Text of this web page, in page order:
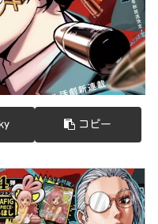
コピー